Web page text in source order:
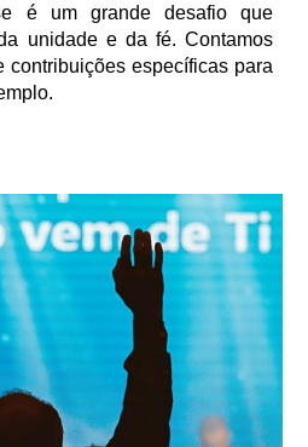
é um grande desafio que
unidade e da fé. Contamos
contribuições específicas para